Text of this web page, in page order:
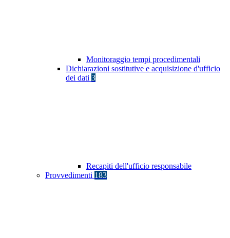
Monitoraggio tempi procedimentali
Dichiarazioni sostitutive e acquisizione d'ufficio
dei dati 3
Recapiti dell'ufficio responsabile
Provvedimenti 183